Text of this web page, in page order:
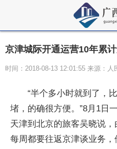
京津城际开通运营10年累
时间：2018-08-13 12:01:55 来源：人
“半个多小时就到了，
堵，的确很方便。”8月1日
天津到北京的旅客吴晓说
每周都要往返京津谈业务